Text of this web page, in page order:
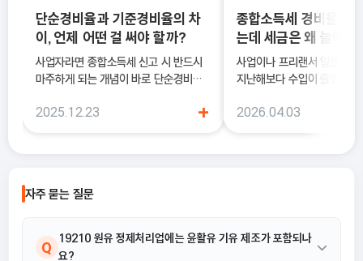
단순경비율과 기준경비율의 차
이, 언제 어떤 걸 써야 할까?
사업자라면 종합소득세 신고 시 반드시
마주하게 되는 개념이 바로 단순경비율
에서는 이 두 가지의 차이를 정확히 이해
경비율의 개념부터, 어떤 경우에 어떤 방
으로 정리합니다.
2025.12.23 +
종합소득세 경비율, 수
는데 세금은 왜 늘어날
사업이나 프리랜서 일을 하
지난해보다 수입이 줄었는
더 늘어난 것처럼 느껴질 때
2026.04.03
자주 묻는 질문
Q
19210 원유 정제처리업에는 윤활유 기유 제조가 포함되나
요?